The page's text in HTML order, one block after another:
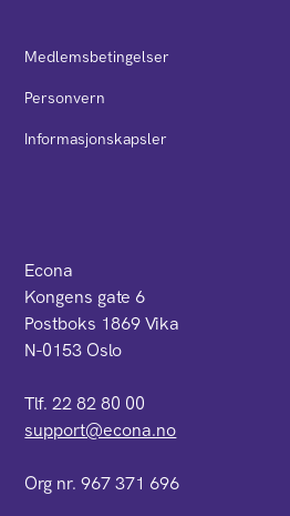
Medlemsbetingelser
Personvern
Informasjonskapsler
Econa
Kongens gate 6
Postboks 1869 Vika
N-0153 Oslo
Tlf. 22 82 80 00
support@econa.no
Org nr. 967 371 696